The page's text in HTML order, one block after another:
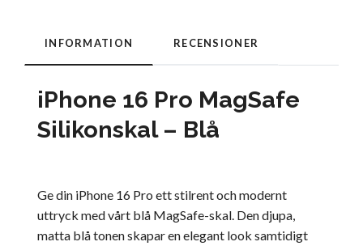
INFORMATION RECENSIONER
iPhone 16 Pro MagSafe
Silikonskal – Blå
Ge din iPhone 16 Pro ett stilrent och modernt
uttryck med vårt blå MagSafe-skal. Den djupa,
matta blå tonen skapar en elegant look samtidigt